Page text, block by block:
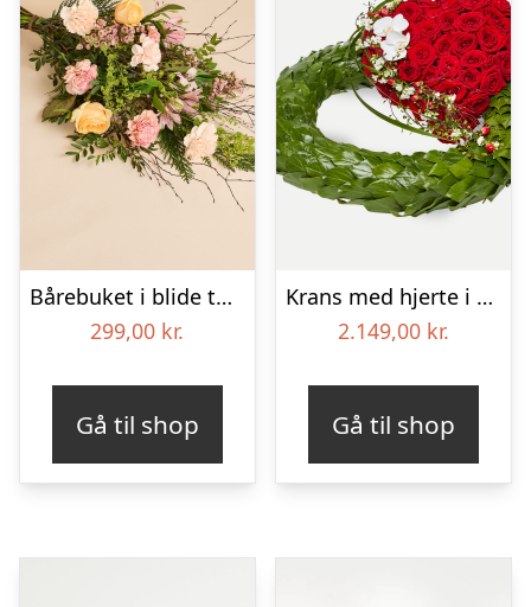
Bårebuket i blide toner
299,00 kr.
Gå til shop
Krans med hjerte i klassisk stil – rød og hvid
2.149,00 kr.
Gå til shop